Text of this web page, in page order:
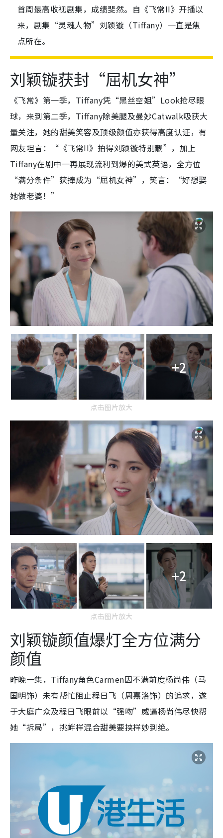
首周最高收视剧集，成绩斐然。自《飞常II》开播以
来，剧集“灵魂人物”刘颖镟（Tiffany）一直是焦
点所在。
刘颖镟获封“屈机女神”
《飞常》第一季，Tiffany凭“黑丝空姐”Look抢尽眼
球，来到第二季，Tiffany除美腿及曼妙Catwalk吸获大
量关注，她的甜美笑容及顶级颜值亦获得高度认证，有
网友坦言：“《飞常II》拍得刘颖镟特别靓”，加上
Tiffany在剧中一再展现流利到爆的美式英语，全方位
“满分条件”获捧成为“屈机女神”，笑言：“好想娶
她做老婆！”
+2
点击图片放大
+2
点击图片放大
刘颖镟颜值爆灯全方位满分
颜值
昨晚一集，Tiffany角色Carmen因不满前度杨尚伟（马
国明饰）未有帮忙阻止程日飞（周嘉洛饰）的追求，遂
于大庭广众及程日飞眼前以“强吻”威逼杨尚伟尽快帮
她“拆局”，挑衅样混合甜美要挟样妙到绝。